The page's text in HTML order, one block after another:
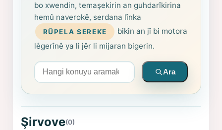
bo xwendin, temaşekirin an guhdarîkirina
hemû naverokê, serdana lînka
RÛPELA SEREKE
bikin an jî bi motora
lêgerînê ya li jêr li mijaran bigerin.
Arama yapın
Ara
Şirvove(0)